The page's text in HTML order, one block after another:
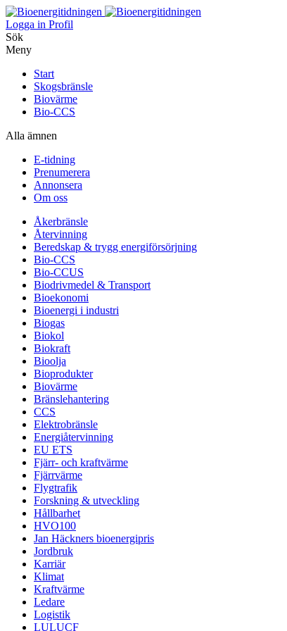
Logga in Profil
Sök
Meny
Start
Skogsbränsle
Biovärme
Bio-CCS
Alla ämnen
E-tidning
Prenumerera
Annonsera
Om oss
Åkerbränsle
Återvinning
Beredskap & trygg energiförsörjning
Bio-CCS
Bio-CCUS
Biodrivmedel & Transport
Bioekonomi
Bioenergi i industri
Biogas
Biokol
Biokraft
Bioolja
Bioprodukter
Biovärme
Bränslehantering
CCS
Elektrobränsle
Energiåtervinning
EU ETS
Fjärr- och kraftvärme
Fjärrvärme
Flygtrafik
Forskning & utveckling
Hållbarhet
HVO100
Jan Häckners bioenergipris
Jordbruk
Karriär
Klimat
Kraftvärme
Ledare
Logistik
LULUCF